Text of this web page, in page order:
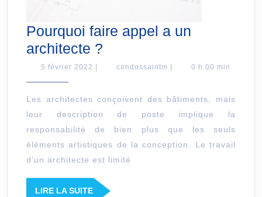
Pourquoi faire appel a un
architecte ?
faire
a
un
architecte
?
5 février 2022 5
condossaintm condossaintm
0 h 00 min
Les architectes conçoivent des bâtiments, mais
leur description de poste implique la
responsabilité de bien plus que les seuls
éléments artistiques de la conception. Le travail
d’un architecte est limité
LIRE LA SUITELIRE